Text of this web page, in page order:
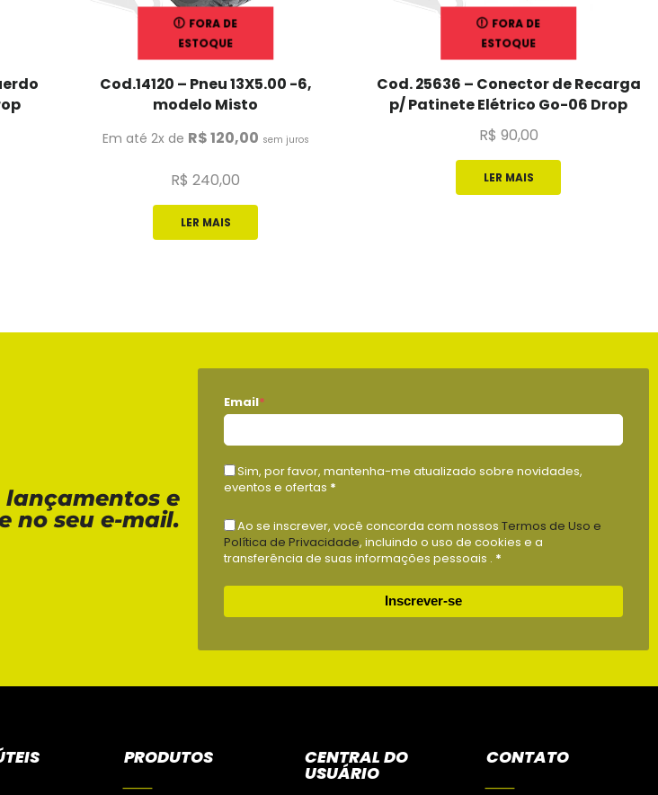
FORA DE
ESTOQUE
Cod.14120 – Pneu 13X5.00 -6,
modelo Misto
Em até 2x de R$120,00 sem juros
R$ 240,00
LER MAIS
FORA DE
ESTOQUE
Cod. 25636 – Conector de Recarga
p/ Patinete Elétrico Go-06 Drop
R$ 90,00
LER MAIS
lançamentos e
no seu e-mail.
Email*
Sim, por favor, mantenha-me atualizado sobre novidades,
eventos e ofertas *
Ao se inscrever, você concorda com nossosTermos de Uso e
Política de Privacidade, incluindo o uso de cookies e a
transferência de suas informações pessoais . *
Inscrever-se
PRODUTOS CENTRAL DO
USUÁRIO
CONTATO